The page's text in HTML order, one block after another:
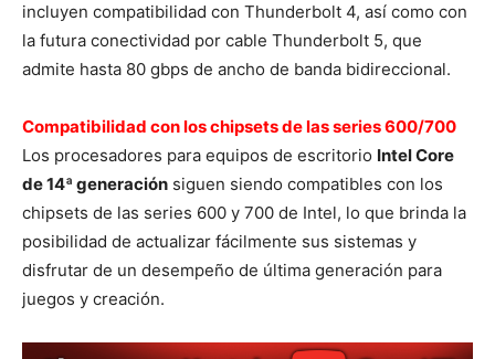
incluyen compatibilidad con Thunderbolt 4, así como con
la futura conectividad por cable Thunderbolt 5, que
admite hasta 80 gbps de ancho de banda bidireccional.
Compatibilidad con los chipsets de las series 600/700
Los procesadores para equipos de escritorio Intel Core
de 14ª generación siguen siendo compatibles con los
chipsets de las series 600 y 700 de Intel, lo que brinda la
posibilidad de actualizar fácilmente sus sistemas y
disfrutar de un desempeño de última generación para
juegos y creación.